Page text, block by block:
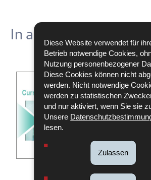
Diese Website verwendet für
Betrieb notwendige Cookies,
Nutzung personenbezogener
Diese Cookies können nicht
werden. Nicht notwendige
werden zu statistischen
und nur aktiviert, wenn Sie sie
Unsere
lesen.
Zulassen
In anderen Sprachen
Réalisez votre
Französisch
Pdf - 6,45 MB - 40 Seite(n)
Herunterladen